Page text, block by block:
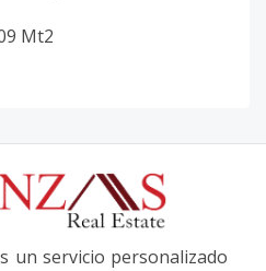
Mt2
un servicio personalizado